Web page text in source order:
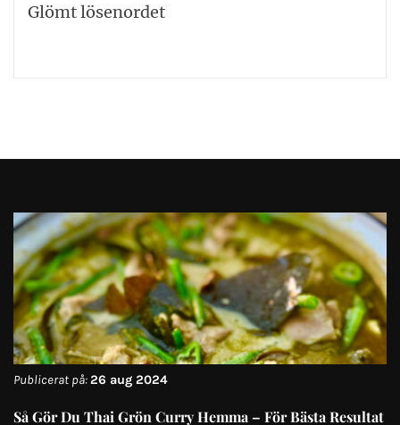
Glömt lösenordet
Publicerat på:26 aug 2024
Så Gör Du Thai Grön Curry Hemma – För Bästa Resultat